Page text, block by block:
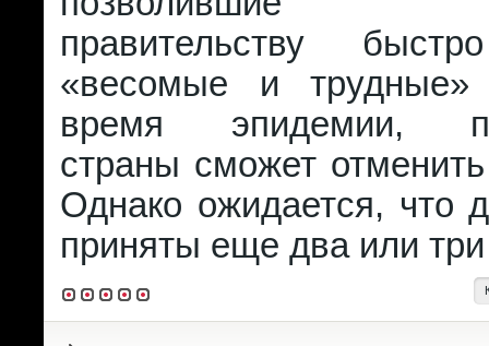
правительству
«весомые и
время эпидемии,
страны сможет
Однако ожидается, что
приняты еще два или